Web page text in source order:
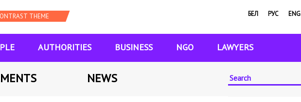
БЕЛ РУС ENG
AUTHORITIES BUSINESS NGO LAWYERS
NEWS